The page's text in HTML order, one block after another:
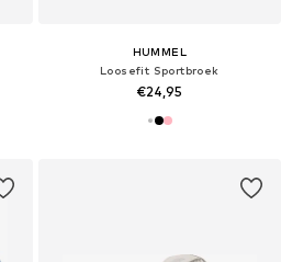
HUMMEL
Loosefit Sportbroek
€24,95